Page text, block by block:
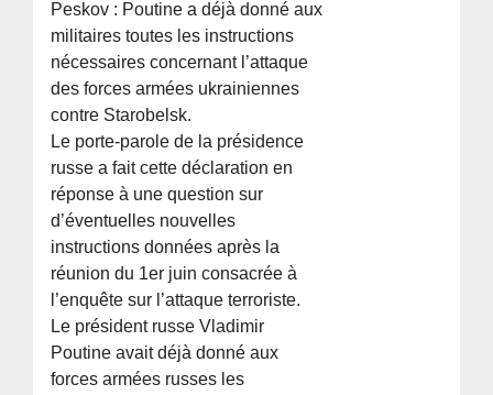
Peskov : Poutine a déjà donné aux
militaires toutes les instructions
nécessaires concernant l’attaque
des forces armées ukrainiennes
contre Starobelsk.
Le porte-parole de la présidence
russe a fait cette déclaration en
réponse à une question sur
d’éventuelles nouvelles
instructions données après la
réunion du 1er juin consacrée à
l’enquête sur l’attaque terroriste.
Le président russe Vladimir
Poutine avait déjà donné aux
forces armées russes les